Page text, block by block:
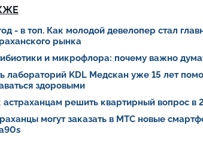
- в топ. Как молодой девелопер стал
рынка
и микрофлора: почему важно
лабораторий KDL Медскан уже 15 лет
здоровыми
астраханцам решить квартирный вопрос в
могут заказать в МТС новые